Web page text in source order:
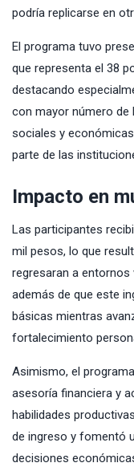
podría replicarse en
El programa tuvo
que representa el 38
destacando
con mayor número de
sociales y
parte de las
Impacto en
Las participantes
mil pesos, lo que
regresaran a entornos
además de que este
básicas mientras
fortalecimiento
Asimismo, el
asesoría financiera y
habilidades
de ingreso y fomentó
decisiones